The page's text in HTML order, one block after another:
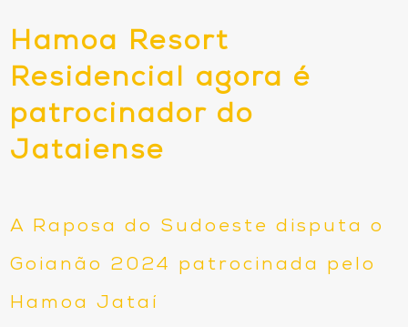
Hamoa Resort
Residencial agora é
patrocinador do
Jataiense
A Raposa do Sudoeste disputa o
Goianão 2024 patrocinada pelo
Hamoa Jataí